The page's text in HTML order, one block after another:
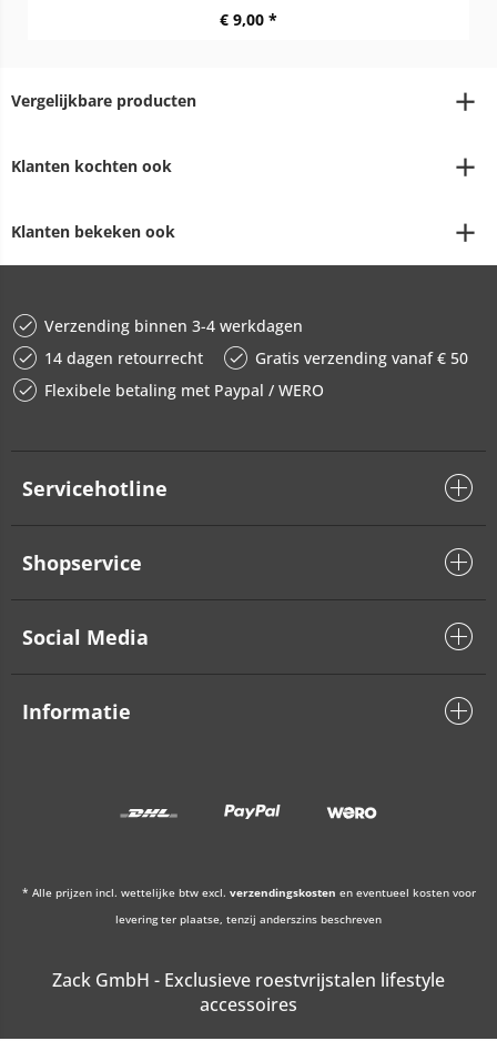
€ 9,00 *
Vergelijkbare producten
Klanten kochten ook
Klanten bekeken ook
Verzending binnen 3-4 werkdagen
14 dagen retourrecht
Gratis verzending vanaf € 50
Flexibele betaling met Paypal / WERO
Servicehotline
Shopservice
Social Media
Informatie
* Alle prijzen incl. wettelijke btw excl. verzendingskosten en eventueel kosten voor
levering ter plaatse, tenzij anderszins beschreven
Zack GmbH - Exclusieve roestvrijstalen lifestyle
accessoires